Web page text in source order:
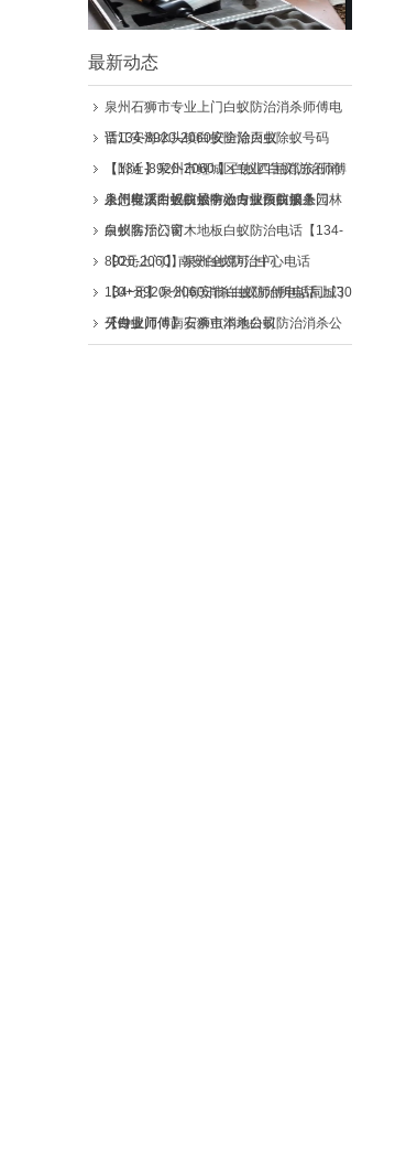
最新动态
泉州石狮市专业上门白蚁防治消杀师傅电
话134-8920-2060安全除白蚁
晋江安海水头镇白蚁防治灭虫除蚁号码
【134 -8920-2060 】白蚁四害消,东石消
杀怎样灭白蚂蚁最有效专业灭白蚁上门
【附近】泉州市鲤城区专业"白蚁防治师傅
上门电话附近白蚁防治方法白蚁消杀
泉州安溪白蚁防治中心白蚁预防服务园林
白蚁防治公司
泉州客厅门窗木地板白蚁防治电话【134-
8920-2060】泉州全境可上门
【0元上门】南安白蚁防治中心电话
134~8920~2060消杀白蚁师傅电话同城30
分钟上门
【0+元】泉州南安市白蚁防治所电话上门
灭白蚁师傅南安杀虫消杀公司
【专业师傅】石狮市本地白蚁防治消杀公